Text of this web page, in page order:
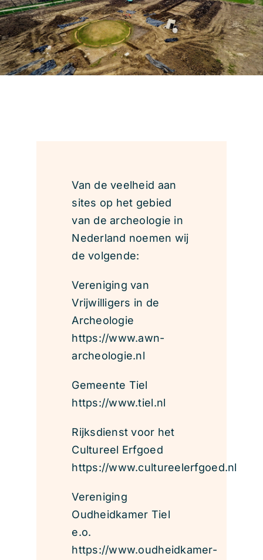
Onderzoeks­verslagen
Contact
Van de veelheid aan
sites op het gebied
van de archeologie in
Nederland noemen wij
de volgende:
Vereniging van
Vrijwilligers in de
Archeologie
https://www.awn-
archeologie.nl
Gemeente Tiel
https://www.tiel.nl
Rijksdienst voor het
Cultureel Erfgoed
https://www.cultureelerfgoed.nl
Vereniging
Oudheidkamer Tiel
e.o.
https://www.oudheidkamer-